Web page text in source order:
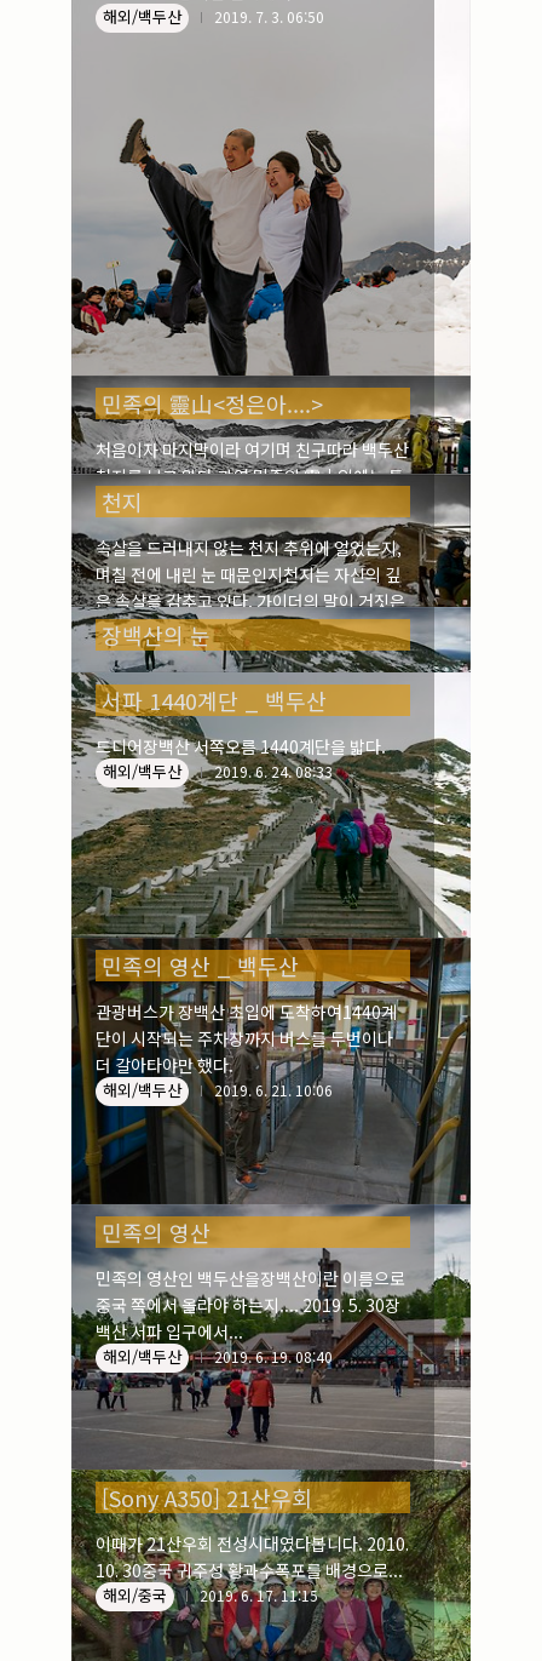
해외/백두산 2019. 7. 3. 06:50
민족의 靈山<정은아....>
처음이자 마지막이라 여기며 친구따라 백두산
천지를 보고 왔다.과연 민족의 靈山임에는 틀
림이 없었다. 서파 1440계단을 오르며 ‘왜 우
리의 靈山인 백두산을 멀리 중국으로 건너와
올라야만 하는지참 안타깝다’는 생각이 들었
다. 그것도 장백산이란 이름으로……. 북녘이
마음만 고쳐먹으면 問題人들이 눈치 보며 세
탁해서 송금한 800만 달러보다훨씬 더 많은
관광수익을 올릴 수 있을 텐데 말이다.백두산
천지에 중국 현지인 빼고는 99.9%가 남녘에
서 온 관광객이었기 때문이다. 2008년 ‘금강
산 피살’사건만 일으키지 않았어도,2013년
‘개성공단 노략질 사건’만 일으키지 않았어
도,‘서울불바다’ 얘기만 나오지 않아도남녘은
얼마든지 금강산을 거쳐 백두산까지 갈 용의
가 있었는데 말이다. 2019. 5. 30장백산 서파
에서..
해외/백두산 2019. 6. 29. 09:25
천지
속살을 드러내지 않는 천지 추위에 얼었는지,
며칠 전에 내린 눈 때문인지천지는 자신의 깊
은 속살을 감추고 있다. 가이더의 말이 거짓은
아니었다.천지의 바람이 돌을 날린다는 얘기
가.... 2019. 5. 30장백산 서파에서 바라본 백
두산 천지
해외/백두산 2019. 6. 27. 11:50
장백산의 눈
백두산의 날씨는정말 가늠하기가 어려운가 봅
니다.5월 말에 눈이라니.... 2019. 5. 30장백
산 서파 1440계단을 오르며...
해외/백두산 2019. 6. 25. 14:09
서파 1440계단 _ 백두산
드디어장백산 서쪽오름 1440계단을 밟다.
해외/백두산 2019. 6. 24. 08:33
민족의 영산 _ 백두산
관광버스가 장백산 초입에 도착하여1440계
단이 시작되는 주차장까지 버스를 두번이나
더 갈아타야만 했다.
해외/백두산 2019. 6. 21. 10:06
민족의 영산
민족의 영산인 백두산을장백산이란 이름으로
중국 쪽에서 올라야 하는지.... 2019. 5. 30장
백산 서파 입구에서...
해외/백두산 2019. 6. 19. 08:40
[Sony A350] 21산우회
이때가 21산우회 전성시대였다봅니다. 2010.
10. 30중국 귀주성 황과수폭포를 배경으로...
해외/중국 2019. 6. 17. 11:15